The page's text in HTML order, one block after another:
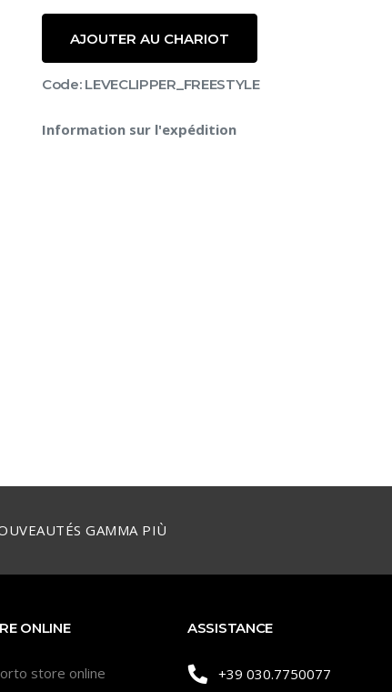
AJOUTER AU CHARIOT
Code: LEVECLIPPER_FREESTYLE
Information sur l'expédition
GAMMA PIÙ
ONLINE
store online
ASSISTANCE
+39 030.7750077